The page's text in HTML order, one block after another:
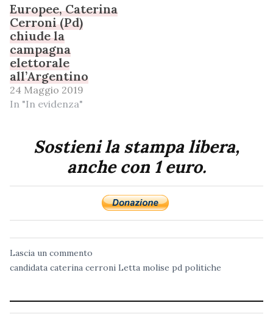
Europee, Caterina
Cerroni (Pd)
chiude la
campagna
elettorale
all’Argentino
24 Maggio 2019
In "In evidenza"
Sostieni la stampa libera,
anche con 1 euro.
Lascia un commento
candidata caterina cerroni Letta molise pd politiche